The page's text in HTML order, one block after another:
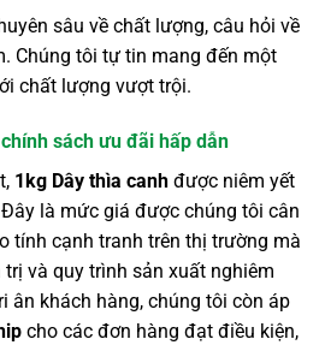
sâu về chất lượng, câu hỏi về
Chúng tôi tự tin mang đến một
chất lượng vượt trội.
sách ưu đãi hấp dẫn
1kg Dây thìa canh được niêm yết
là mức giá được chúng tôi cân
tính cạnh tranh trên thị trường mà
và quy trình sản xuất nghiêm
ân khách hàng, chúng tôi còn áp
cho các đơn hàng đạt điều kiện,